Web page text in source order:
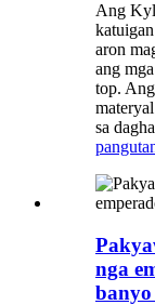
Ang
aron
ang
top.
sa
nga